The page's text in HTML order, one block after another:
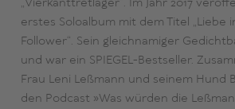
„Vierkanttretlager“. Im Jahr 2017
erstes Soloalbum mit dem Titel „Liebe
Follower“. Sein gleichnamiger
und war ein SPIEGEL-Bestseller.
Frau Leni Leßmann und seinem Hund
den Podcast »Was würden die